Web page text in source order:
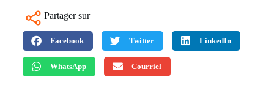
Partager sur
Facebook Twitter LinkedIn
WhatsApp Courriel